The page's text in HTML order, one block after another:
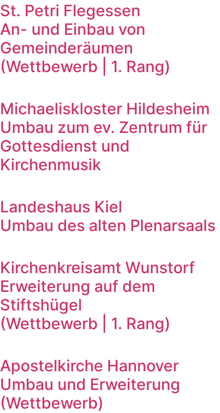
St. Petri Flegessen
An- und Einbau von
Gemeinderäumen
(Wettbewerb | 1. Rang)
Michaeliskloster Hildesheim
Umbau zum ev. Zentrum für
Gottesdienst und
Kirchenmusik
Landeshaus Kiel
Umbau des alten Plenarsaals
Kirchenkreisamt Wunstorf
Erweiterung auf dem
Stiftshügel
(Wettbewerb | 1. Rang)
Apostelkirche Hannover
Umbau und Erweiterung
(Wettbewerb)